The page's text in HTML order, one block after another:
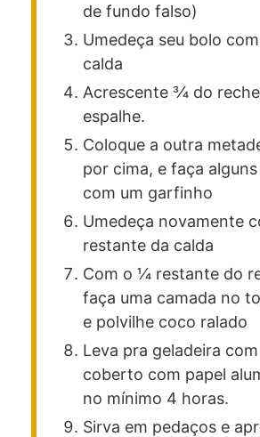
de fundo falso)
Umedeça seu bolo
calda
Acrescente 3⁄4 do
espalhe.
Coloque a outra
por cima, e faça
com um garfinho
Umedeça novamente
restante da calda
Com o 1⁄4 restante do
faça uma camada no
e polvilhe coco ralado
Leva pra geladeira
coberto com papel
no mínimo 4 horas.
Sirva em pedaços e